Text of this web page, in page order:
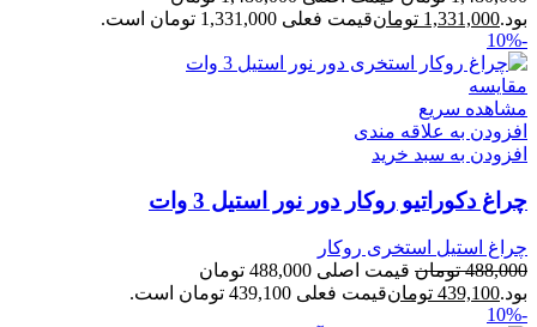
بود.1,331,000 تومانقیمت فعلی 1,331,000 تومان است.
-10%
مقایسه
مشاهده سریع
افزودن به علاقه مندی
افزودن به سبد خرید
چراغ دکوراتیو روکار دور نور استیل 3 وات
چراغ استیل استخری روکار
488,000 تومان
قیمت اصلی 488,000 تومان
بود.439,100 تومانقیمت فعلی 439,100 تومان است.
-10%